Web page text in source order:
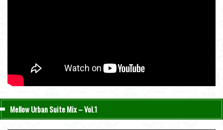
Mellow Urban Suite Mix – Vol.1